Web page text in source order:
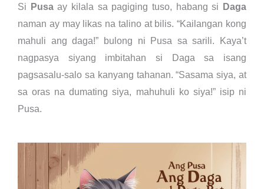
Si
Pusaay kilala sa pagiging tuso, habang si
Daga
naman ay may likas na talino at bilis. “Kailangan kong
mahuli ang daga!” bulong ni Pusa sa sarili. Kaya’t
nagpasya siyang imbitahan si Daga sa isang
pagsasalu-salo sa kanyang tahanan. “Sasama siya, at
sa oras na dumating siya, mahuhuli ko siya!” isip ni
Pusa.